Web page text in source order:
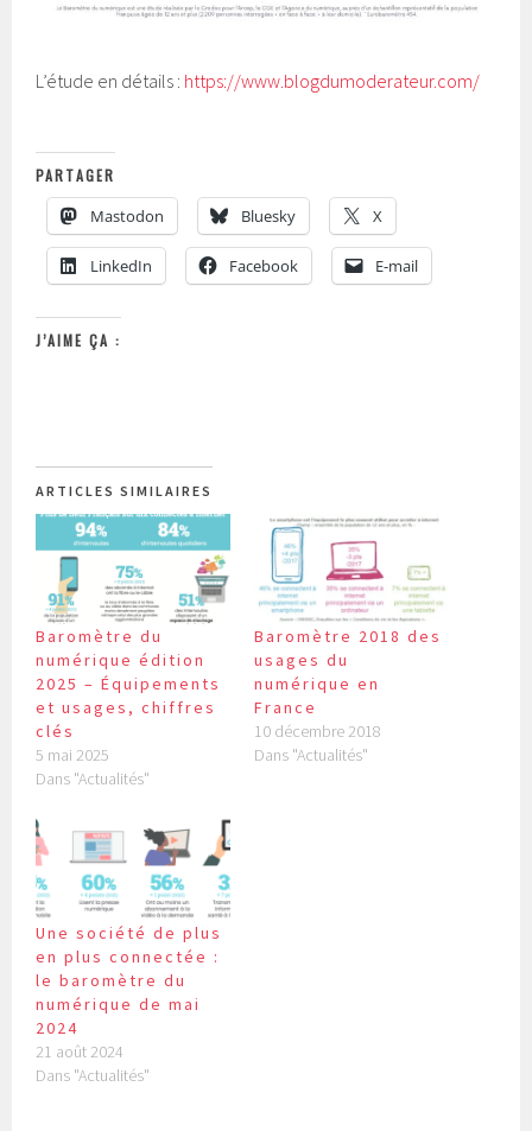
L’étude en détails : https://www.blogdumoderateur.com/
PARTAGER
Mastodon Bluesky X
LinkedIn Facebook E-mail
J’AIME ÇA :
ARTICLES SIMILAIRES
Baromètre du
numérique édition
2025 – Équipements
et usages, chiffres
clés
5 mai 2025
Dans "Actualités"
Baromètre 2018 des
usages du
numérique en
France
10 décembre 2018
Dans "Actualités"
Une société de plus
en plus connectée :
le baromètre du
numérique de mai
2024
21 août 2024
Dans "Actualités"